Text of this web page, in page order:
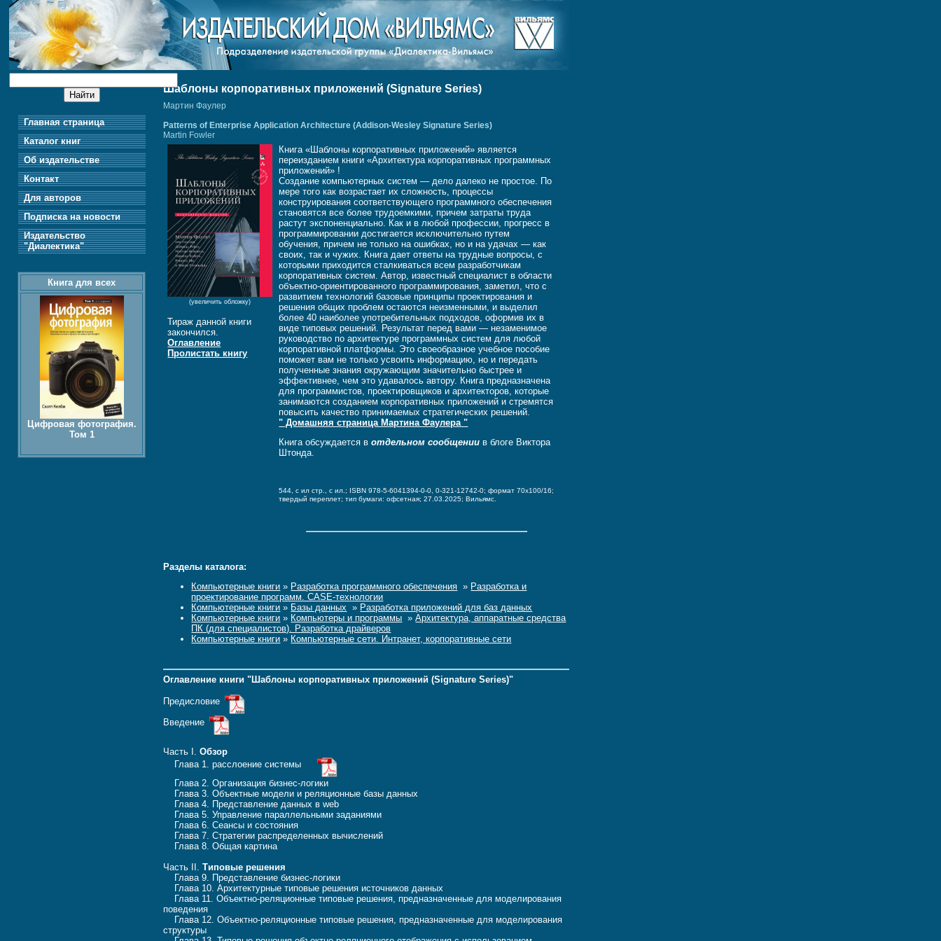
Шаблоны корпоративных приложений (Signature Series)
Мартин Фаулер
Patterns of Enterprise Application Architecture (Addison-Wesley Signature Series)
Martin Fowler
(увеличить обложку)
Тираж данной книги
закончился.
Оглавление
Пролистать книгу
Книга «Шаблоны корпоративных приложений» является
переизданием книги «Архитектура корпоративных программных
приложений» !
Создание компьютерных систем — дело далеко не простое. По
мере того как возрастает их сложность, процессы
конструирования соответствующего программного обеспечения
становятся все более трудоемкими, причем затраты труда
растут экспоненциально. Как и в любой профессии, прогресс в
программировании достигается исключительно путем
обучения, причем не только на ошибках, но и на удачах — как
своих, так и чужих. Книга дает ответы на трудные вопросы, с
которыми приходится сталкиваться всем разработчикам
корпоративных систем. Автор, известный специалист в области
объектно-ориентированного программирования, заметил, что с
развитием технологий базовые принципы проектирования и
решения общих проблем остаются неизменными, и выделил
более 40 наиболее употребительных подходов, оформив их в
виде типовых решений. Результат перед вами — незаменимое
руководство по архитектуре программных систем для любой
корпоративной платформы. Это своеобразное учебное пособие
поможет вам не только усвоить информацию, но и передать
полученные знания окружающим значительно быстрее и
эффективнее, чем это удавалось автору. Книга предназначена
для программистов, проектировщиков и архитекторов, которые
занимаются созданием корпоративных приложений и стремятся
повысить качество принимаемых стратегических решений.
" Домашняя страница Мартина Фаулера "
Книга обсуждается вотдельном сообщении в блоге Виктора
Штонда.
544, c ил стр., с ил.; ISBN 978-5-6041394-0-0, 0-321-12742-0;формат 70x100/16;
твердый переплет;тип бумаги: офсетная;27.03.2025; Вильямс.
Разделы каталога:
Компьютерные книги » Разработка программного обеспечения » Разработка и
проектирование программ. CASE-технологии
Компьютерные книги » Базы данных » Разработка приложений для баз данных
Компьютерные книги » Компьютеры и программы »Архитектура, аппаратные средства
ПК (для специалистов). Разработка драйверов
Компьютерные книги » Компьютерные сети. Интранет, корпоративные сети
Оглавление книги "Шаблоны корпоративных приложений (Signature Series)"
Предисловие
Введение
Часть I.Обзор
Глава 1. расслоение системы
Глава 2. Организация бизнес-логики
Глава 3. Объектные модели и реляционные базы данных
Глава 4. Представление данных в web
Глава 5. Управление параллельными заданиями
Глава 6. Сеансы и состояния
Глава 7. Стратегии распределенных вычислений
Глава 8. Общая картина
Часть II.Типовые решения
Глава 9. Представление бизнес-логики
Глава 10. Архитектурные типовые решения источников данных
Глава 11. Объектно-реляционные типовые решения, предназначенные для моделирования
поведения
Глава 12. Объектно-реляционные типовые решения, предназначенные для моделирования
структуры
Главная страница
Каталог книг
Об издательстве
Контакт
Для авторов
Подписка на новости
Издательство
"Диалектика"
Книга для всех
Цифровая фотография.
Том 1